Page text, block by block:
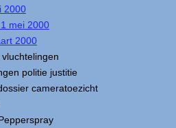
2000
mei 2000
2000
vluchtelingen
politie justitie
cameratoezicht